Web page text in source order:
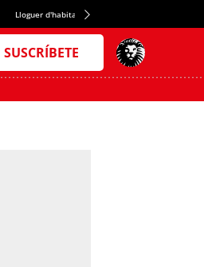
Lloguer d'habitacions a Espanya